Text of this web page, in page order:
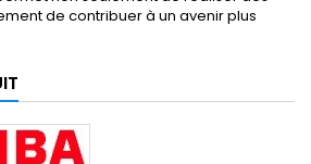
de contribuer à un avenir plus